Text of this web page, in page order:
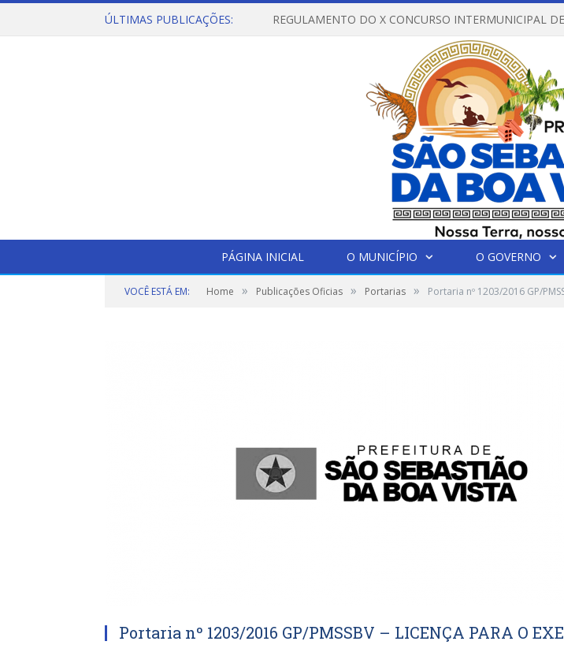
ÚLTIMAS PUBLICAÇÕES:
PÁGINA INICIAL O MUNICÍPIO O GOVERNO
VOCÊ ESTÁ EM: Home » Publicações Oficias » Portarias » Portaria nº 1203/2016 GP/
Portaria nº 1203/2016 GP/PMSSBV – LICENÇA PARA O